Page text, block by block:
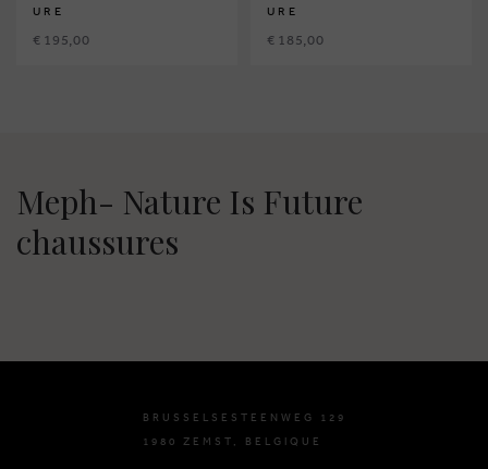
URE
€ 195,00
URE
€ 185,00
Meph- Nature Is Future
chaussures
BRUSSELSESTEENWEG 129
1980 ZEMST, BELGIQUE